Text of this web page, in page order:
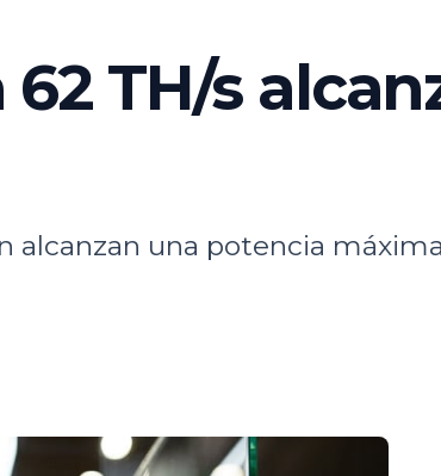
TH/s
una potencia